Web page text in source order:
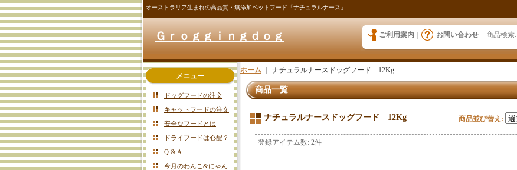
オーストラリア生まれの高品質・無添加ペットフード「ナチュラルナース」
Ｇｒｏｇｇｉｎｇｄｏｇ ご利用案内 お問い合わせ 商品検索:
メニュー
ドッグフードの注文
キャットフードの注文
安全なフードとは
ドライフードは心配？
Q & A
今月のわんこ&にゃん
ホーム ナチュラルナースドッグフード 12Kg
商品一覧
ナチュラルナースドッグフード 12Kg 商品並び替え :
登録アイテム数: 2件